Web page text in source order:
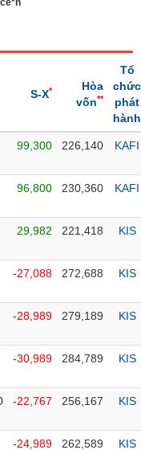
S-X*
Hòa
vốn**
Tổ
chức
phát
hành
99,300 226,140 KAFI
96,800 230,360 KAFI
29,982 221,418 KIS
-27,088 272,688 KIS
-28,989 279,189 KIS
-30,989 284,789 KIS
-22,767 256,167 KIS
-24,989 262,589 KIS